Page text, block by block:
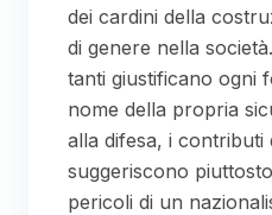
dei cardini della
di genere nella
tanti giustificano ogni
nome della propria
alla difesa, i contributi
suggeriscono
pericoli di un